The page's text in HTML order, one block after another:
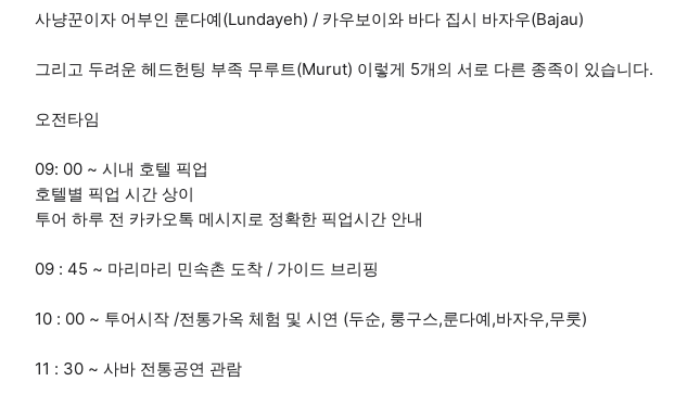
사냥꾼이자 어부인 룬다예(Lundayeh) / 카우보이와 바다 집시 바자우(Bajau)
그리고 두려운 헤드헌팅 부족 무루트(Murut) 이렇게 5개의 서로 다른 종족이 있습니다.
오전타임
09: 00 ~ 시내 호텔 픽업
호텔별 픽업 시간 상이
투어 하루 전 카카오톡 메시지로 정확한 픽업시간 안내
09 : 45 ~ 마리마리 민속촌 도착 / 가이드 브리핑
10 : 00 ~ 투어시작 /전통가옥 체험 및 시연 (두순, 룽구스,룬다예,바자우,무룻)
11 : 30 ~ 사바 전통공연 관람